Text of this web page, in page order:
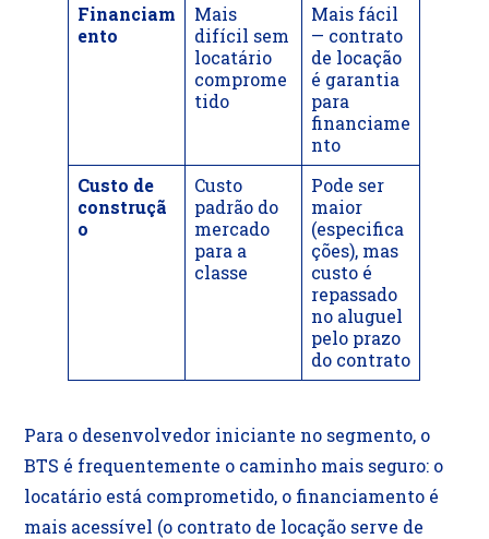
Financiam
ento
Mais
difícil sem
locatário
comprome
tido
Mais fácil
— contrato
de locação
é garantia
para
financiame
nto
Custo de
construçã
o
Custo
padrão do
mercado
para a
classe
Pode ser
maior
(especifica
ções), mas
custo é
repassado
no aluguel
pelo prazo
do contrato
Para o desenvolvedor iniciante no segmento, o
BTS é frequentemente o caminho mais seguro: o
locatário está comprometido, o financiamento é
mais acessível (o contrato de locação serve de